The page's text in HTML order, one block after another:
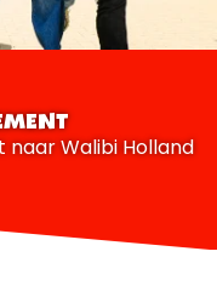
Walibi Holland